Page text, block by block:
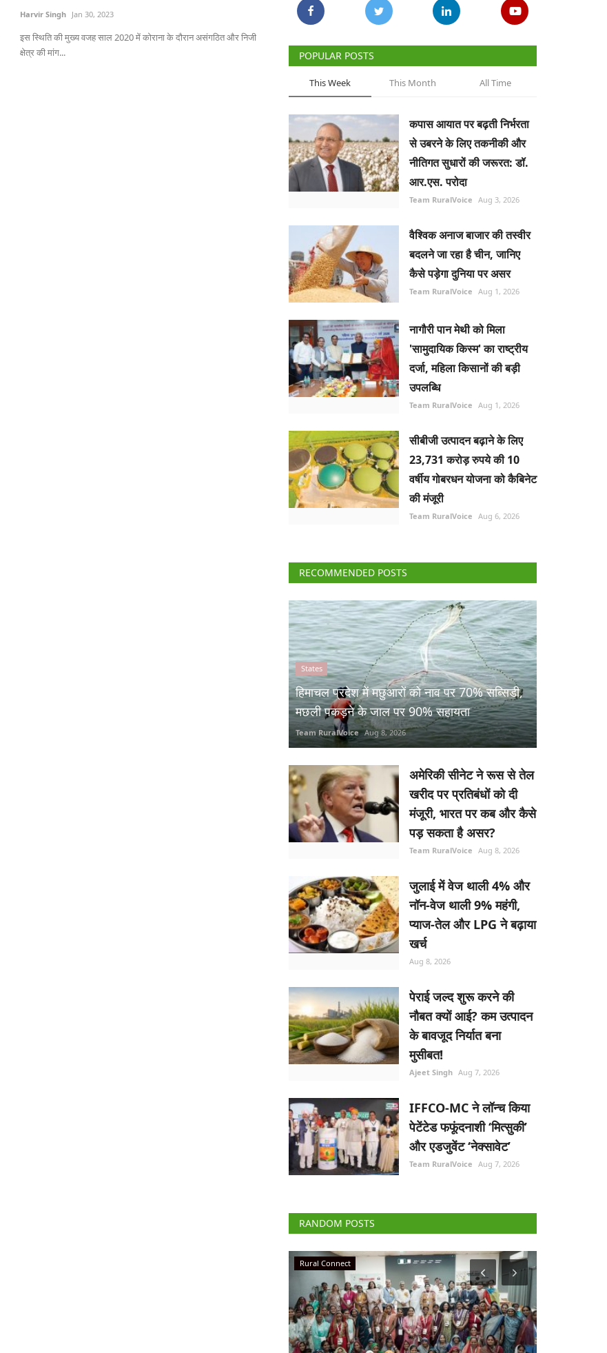
Harvir Singh Jan 30, 2023
इस स्थिति की मुख्य वजह साल 2020 में कोराना के दौरान असंगठित और निजी
क्षेत्र की मांग...
POPULAR POSTS
This Week This Month All Time
कपास आयात पर बढ़ती निर्भरता
से उबरने के लिए तकनीकी और
नीतिगत सुधारों की जरूरत: डॉ.
आर.एस. परोदा
Team RuralVoice Aug 3, 2026
वैश्विक अनाज बाजार की तस्वीर
बदलने जा रहा है चीन, जानिए
कैसे पड़ेगा दुनिया पर असर
Team RuralVoice Aug 1, 2026
नागौरी पान मेथी को मिला
'सामुदायिक किस्म' का राष्ट्रीय
दर्जा, महिला किसानों की बड़ी
उपलब्धि
Team RuralVoice Aug 1, 2026
सीबीजी उत्पादन बढ़ाने के लिए
23,731 करोड़ रुपये की 10
वर्षीय गोबरधन योजना को कैबिनेट
की मंजूरी
Team RuralVoice Aug 6, 2026
RECOMMENDED POSTS
States
हिमाचल प्रदेश में मछुआरों को नाव पर 70% सब्सिडी,
मछली पकड़ने के जाल पर 90% सहायता
Team RuralVoice Aug 8, 2026
अमेरिकी सीनेट ने रूस से तेल
खरीद पर प्रतिबंधों को दी
मंजूरी, भारत पर कब और कैसे
पड़ सकता है असर?
Team RuralVoice Aug 8, 2026
जुलाई में वेज थाली 4% और
नॉन-वेज थाली 9% महंगी,
प्याज-तेल और LPG ने बढ़ाया
खर्च
Aug 8, 2026
पेराई जल्द शुरू करने की
नौबत क्यों आई? कम उत्पादन
के बावजूद निर्यात बना
मुसीबत!
Ajeet Singh Aug 7, 2026
IFFCO-MC ने लॉन्च किया
पेटेंटेड फफूंदनाशी ‘मित्सुकी’
और एडजुवेंट ‘नेक्सावेट’
Team RuralVoice Aug 7, 2026
RANDOM POSTS
Agribusiness